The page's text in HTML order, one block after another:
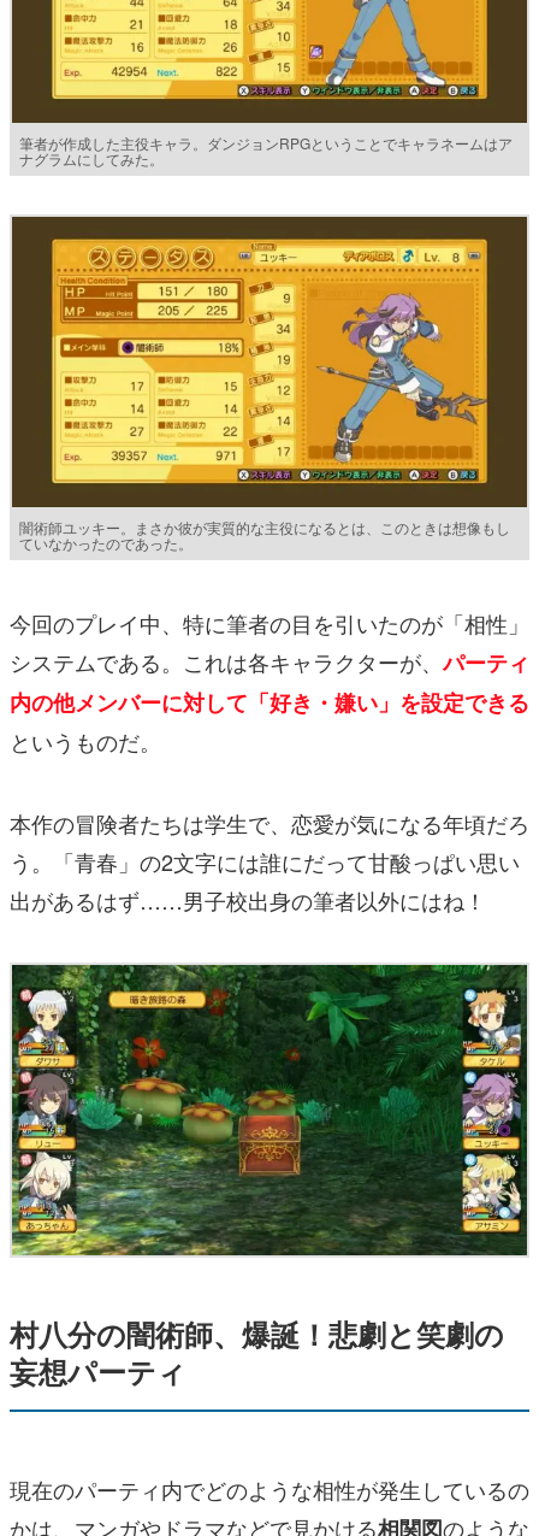
筆者が作成した主役キャラ。ダンジョンRPGということでキャラネームはア
ナグラムにしてみた。
闇術師ユッキー。まさか彼が実質的な主役になるとは、このときは想像もし
ていなかったのであった。
今回のプレイ中、特に筆者の目を引いたのが「相性」
システムである。これは各キャラクターが、パーティ
内の他メンバーに対して「好き・嫌い」を設定できる
というものだ。
本作の冒険者たちは学生で、恋愛が気になる年頃だろ
う。「青春」の2文字には誰にだって甘酸っぱい思い
出があるはず……男子校出身の筆者以外にはね！
村八分の闇術師、爆誕！悲劇と笑劇の
妄想パーティ
現在のパーティ内でどのような相性が発生しているの
かは、マンガやドラマなどで見かける相関図のような